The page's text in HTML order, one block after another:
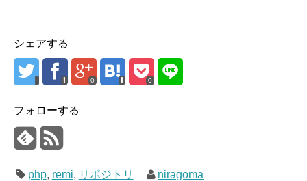
シェアする
0 0
フォローする
php, remi, リポジトリ niragoma